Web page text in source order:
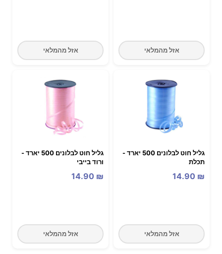
אזל מהמלאי אזל מהמלאי
גליל חוט לבלונים 500 יארד -
תכלת
14.90 ₪
אזל מהמלאי
גליל חוט לבלונים 500 יארד -
ורוד בייבי
14.90 ₪
אזל מהמלאי